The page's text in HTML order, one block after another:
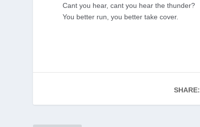
Cant you hear, cant you hear the thunder?
You better run, you better take cover.
SHARE: